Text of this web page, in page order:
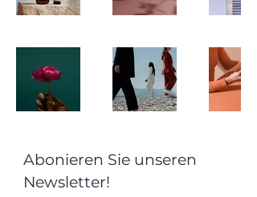
Abonieren Sie unseren
Newsletter!